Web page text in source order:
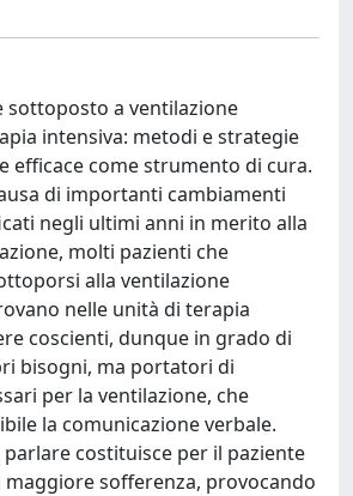
sottoposto a ventilazione
intensiva: metodi e strategie
efficace come strumento di cura.
di importanti cambiamenti
negli ultimi anni in merito alla
molti pazienti che
alla ventilazione
nelle unità di terapia
coscienti, dunque in grado di
bisogni, ma portatori di
per la ventilazione, che
la comunicazione verbale.
costituisce per il paziente
sofferenza, provocando